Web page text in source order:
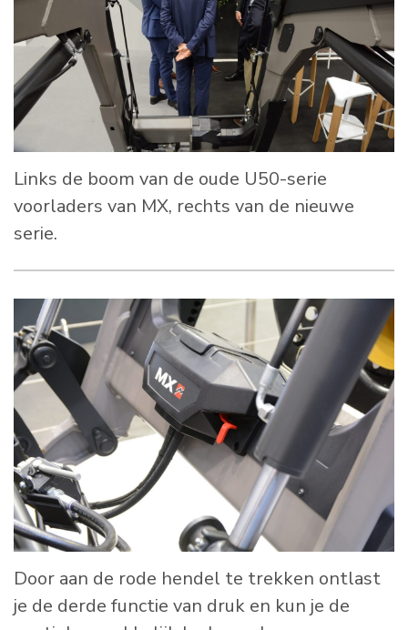
Links de boom van de oude U50-serie
voorladers van MX, rechts van de nieuwe
serie.
Door aan de rode hendel te trekken ontlast
je de derde functie van druk en kun je de